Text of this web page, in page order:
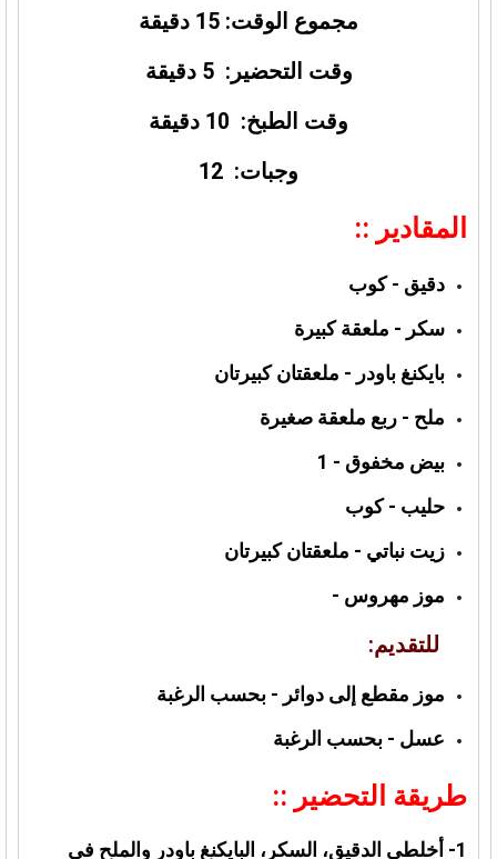
مجموع الوقت: 15 دقيقة
وقت التحضير: 5 دقيقة
وقت الطبخ: 10 دقيقة
وجبات: 12
المقادير ::
دقيق - كوب
سكر - ملعقة كبيرة
بايكنغ باودر - ملعقتان كبيرتان
ملح - ربع ملعقة صغيرة
بيض مخفوق - 1
حليب - كوب
زيت نباتي - ملعقتان كبيرتان
موز مهروس -
للتقديم:
موز مقطع إلى دوائر - بحسب الرغبة
عسل - بحسب الرغبة
طريقة التحضير ::
1- أخلطي الدقيق، السكر، البايكنغ باودر والملح في